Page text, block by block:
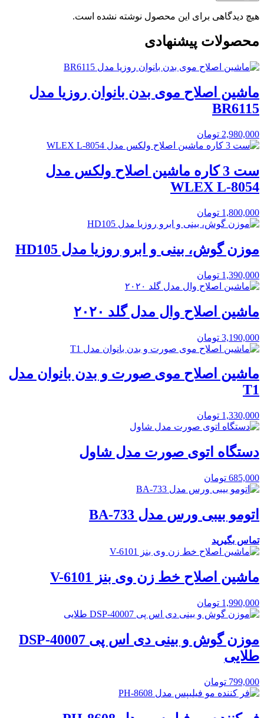
هیچ دیدگاهی برای این محصول نوشته نشده است.
محصولات پیشنهادی
ماشین اصلاح موی بدن بانوان روزیا مدل
BR6115
2,980,000 تومان
ست 3 کاره ماشین اصلاح ولکس مدل
WLEX L-8054
1,800,000 تومان
موزن گوش، بینی و ابرو روزیا مدل HD105
1,390,000 تومان
ماشین اصلاح وال مدل گلد ۲۰۲۰
3,190,000 تومان
ماشین اصلاح موی صورت و بدن بانوان مدل
T1
1,330,000 تومان
دستگاه اتوی صورت مدل شاول
685,000 تومان
اتومو بیبی ورس مدل BA-733
تماس بگیرید
ماشین اصلاح خط زن وی بنز V-6101
1,990,000 تومان
موزن گوش و بینی دی اس پی DSP-40007
طلایی
799,000 تومان